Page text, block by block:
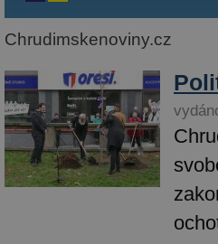
Chrudimskenoviny.cz